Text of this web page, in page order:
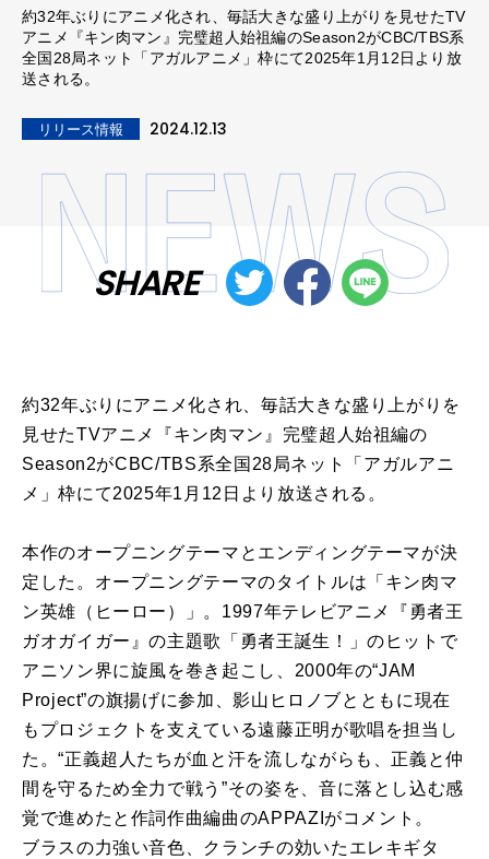
約32年ぶりにアニメ化され、毎話大きな盛り上がりを見せたTV
アニメ『キン肉マン』完璧超人始祖編のSeason2がCBC/TBS系
全国28局ネット「アガルアニメ」枠にて2025年1月12日より放
送される。
リリース情報 2024.12.13
SHARE
約32年ぶりにアニメ化され、毎話大きな盛り上がりを
見せたTVアニメ『キン肉マン』完璧超人始祖編の
Season2がCBC/TBS系全国28局ネット「アガルアニ
メ」枠にて2025年1月12日より放送される。
本作のオープニングテーマとエンディングテーマが決
定した。オープニングテーマのタイトルは「キン肉マ
ン英雄（ヒーロー）」。1997年テレビアニメ『勇者王
ガオガイガー』の主題歌「勇者王誕生！」のヒットで
アニソン界に旋風を巻き起こし、2000年の“JAM
Project”の旗揚げに参加、影山ヒロノブとともに現在
もプロジェクトを支えている遠藤正明が歌唱を担当し
た。“正義超人たちが血と汗を流しながらも、正義と仲
間を守るため全力で戦う”その姿を、音に落とし込む感
覚で進めたと作詞作曲編曲のAPPAZIがコメント。
ブラスの力強い音色、クランチの効いたエレキギタ